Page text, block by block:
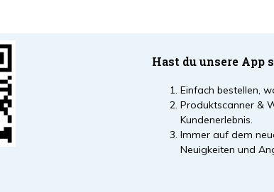
Hast du unsere App
Einfach bestellen,
Produktscanner &
Kundenerlebnis.
Immer auf dem
Neuigkeiten und